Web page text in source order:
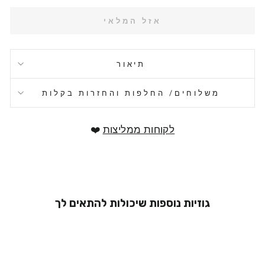
אזל המלאי
תיאור
משלוחים/ החלפות והחזרות בקלות
לקוחות ממליצות ❤️
גוזיות נוספות שיכולות להתאים לך